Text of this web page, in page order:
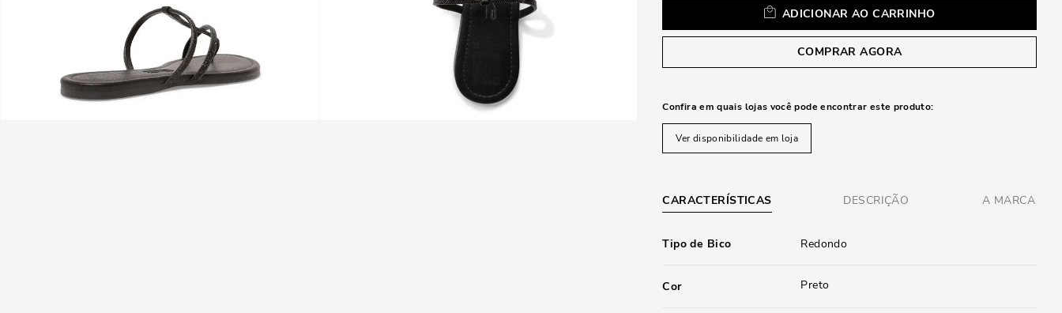
ADICIONAR AO CARRINHO
COMPRAR AGORA
Confira em quais lojas você pode encontrar este produto:
Ver disponibilidade em loja
CARACTERÍSTICAS DESCRIÇÃO A MARCA
Tipo de Bico Redondo
Cor Preto